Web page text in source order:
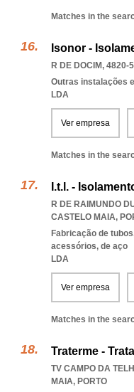
Matches in the
Isonor -
R DE DOCIM, 4820-
Outras instalações
LDA
Ver empresa
Matches in the
I.t.l. -
R DE RAIMUNDO
CASTELO MAIA,
Fabricação de
acessórios, de aço
LDA
Ver empresa
Matches in the
Traterme -
TV CAMPO DA
MAIA, PORTO